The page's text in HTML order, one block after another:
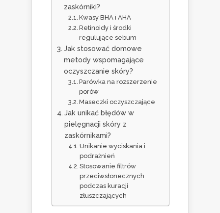
zaskórniki?
Kwasy BHA i AHA
Retinoidy i środki
regulujące sebum
Jak stosować domowe
metody wspomagające
oczyszczanie skóry?
Parówka na rozszerzenie
porów
Maseczki oczyszczające
Jak unikać błędów w
pielęgnacji skóry z
zaskórnikami?
Unikanie wyciskania i
podrażnień
Stosowanie filtrów
przeciwsłonecznych
podczas kuracji
złuszczających